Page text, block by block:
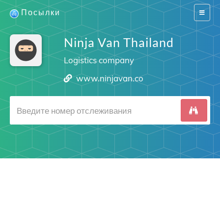
Switch
Посылки
Ninja Van Thailand
Logistics company
www.ninjavan.co